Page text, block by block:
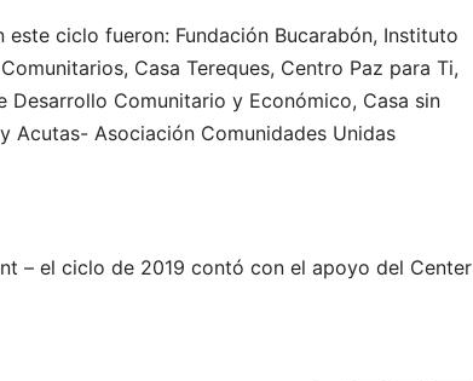
ciclo fueron: Fundación Bucarabón, Instituto
Casa Tereques, Centro Paz para Ti,
Comunitario y Económico, Casa sin
Acutas- Asociación Comunidades Unidas
– el ciclo de 2019 contó con el apoyo del Center